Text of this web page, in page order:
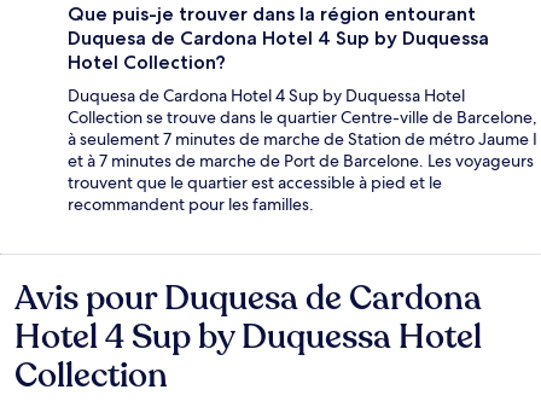
Que puis-je trouver dans la région entourant
Duquesa de Cardona Hotel 4 Sup by Duquessa
Hotel Collection?
Duquesa de Cardona Hotel 4 Sup by Duquessa Hotel
Collection se trouve dans le quartier Centre-ville de Barcelone,
à seulement 7 minutes de marche de Station de métro Jaume I
et à 7 minutes de marche de Port de Barcelone. Les voyageurs
trouvent que le quartier est accessible à pied et le
recommandent pour les familles.
Avis
Avis pour Duquesa de Cardona
Hotel 4 Sup by Duquessa Hotel
Collection